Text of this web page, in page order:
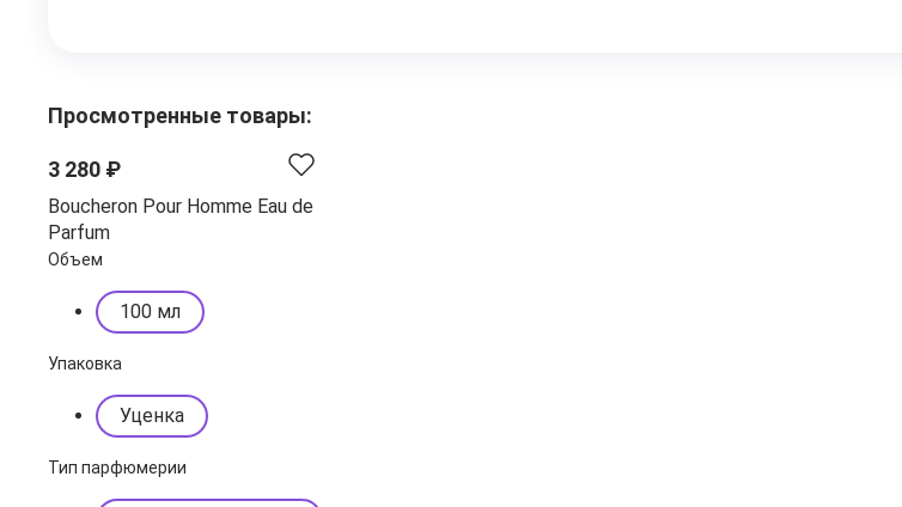
Просмотренные товары:
3 280 ₽
Boucheron Pour Homme Eau de
Parfum
Объем
100 мл
Упаковка
Уценка
Тип парфюмерии